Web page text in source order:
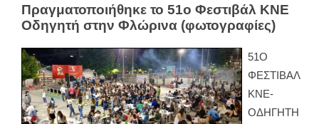
Πραγματοποιήθηκε το 51ο Φεστιβάλ ΚΝΕ
Οδηγητή στην Φλώρινα (φωτογραφίες)
51Ο
ΦΕΣΤΙΒΑΛ
ΚΝΕ-
ΟΔΗΓΗΤΗ